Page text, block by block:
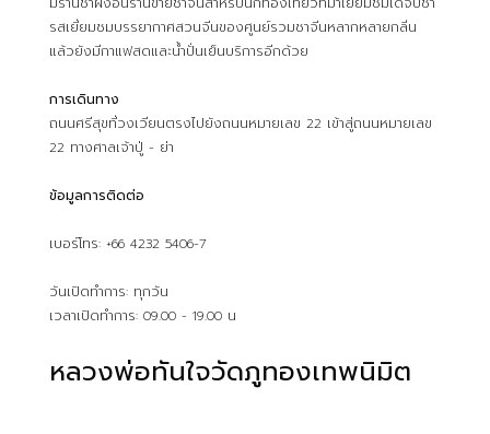
รสเยี่ยมชมบรรยากาศสวนจีนของศูนย์รวมชาจีนหลากหลายกลิ่น
แล้วยังมีกาแฟสดและน้ำปั่นเย็นบริการอีกด้วย
การเดินทาง
ถนนศรีสุขที่วงเวียนตรงไปยังถนนหมายเลข 22 เข้าสู่ถนนหมายเลข
22 ทางศาลเจ้าปู่ - ย่า
ข้อมูลการติดต่อ
เบอร์โทร: +66 4232 5406-7
วันเปิดทำการ: ทุกวัน
เวลาเปิดทำการ: 09.00 - 19.00 น
หลวงพ่อทันใจวัดภูทองเทพนิมิต